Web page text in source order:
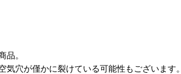
品。
穴が僅かに裂けている可能性もございます。